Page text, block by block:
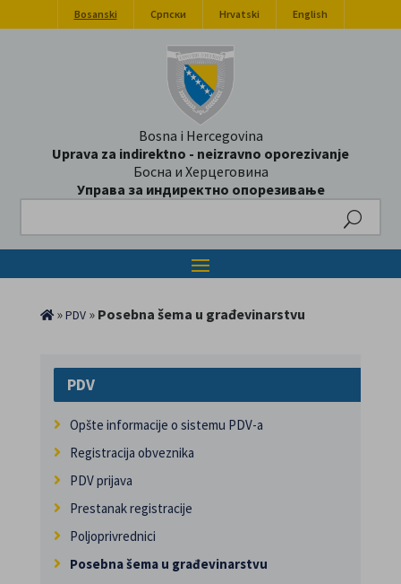
Bosanski Српски Hrvatski English
Bosna i Hercegovina
Uprava za indirektno - neizravno oporezivanje
Босна и Херцеговина
Управа за индиректно опорезивање
»PDV» Posebna šema u građevinarstvu
PDV
Opšte informacije o sistemu PDV-a
Registracija obveznika
PDV prijava
Prestanak registracije
Poljoprivrednici
Posebna šema u građevinarstvu